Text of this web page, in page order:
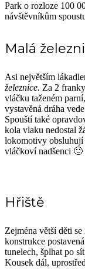
Park o rozloze 100
návštěvníkům
Malá
Asi největším
železnice. Za 2
vláčku taženém
vystavěná dráha
Spouští také
kola vlaku nedostal
lokomotivy obsluhují
vláčkoví nadšenci 🙂
Hřiště
Zejména větší děti
konstrukce
tunelech, šplhat po
Kousek dál,